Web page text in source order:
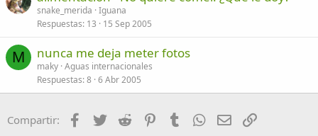
snake_merida Iguana
Respuestas 13 15 Sep 2005
M nunca me deja meter fotos
maky Aguas internacionales
Respuestas 8 6 Abr 2005
Compartir: Facebook
Twitter Reddit PinterestTumblrWhatsApp
Email